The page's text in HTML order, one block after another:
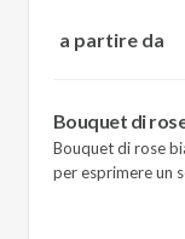
a partire da
Bouquet di
Bouquet di rose
per esprimere un